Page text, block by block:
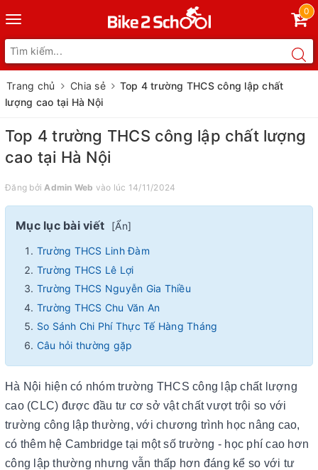
Toggle
navigation
0
Trang chủ Chia sẻ
Top 4 trường THCS công lập chất
lượng cao tại Hà Nội
Top 4 trường THCS công lập chất lượng
cao tại Hà Nội
Đăng bởiAdmin Web vào lúc 14/11/2024
Mục lục bài viết [Ẩn]
Trường THCS Linh Đàm
Trường THCS Lê Lợi
Trường THCS Nguyễn Gia Thiều
Trường THCS Chu Văn An
So Sánh Chi Phí Thực Tế Hàng Tháng
Câu hỏi thường gặp
Hà Nội hiện có nhóm trường THCS công lập chất lượng
cao (CLC) được đầu tư cơ sở vật chất vượt trội so với
trường công lập thường, với chương trình học nâng cao,
có thêm hệ Cambridge tại một số trường - học phí cao hơn
công lập thường nhưng vẫn thấp hơn đáng kể so với tư